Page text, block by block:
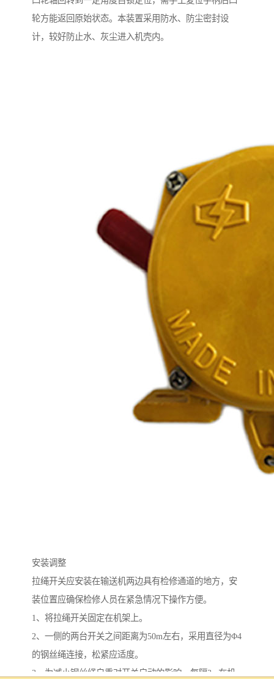
轮方能返回原始状态。本装置采用防水、防尘密封设
计，较好防止水、灰尘进入机壳内。
安装调整
拉绳开关应安装在输送机两边具有检修通道的地方，安
装位置应确保检修人员在紧急情况下操作方便。
1、将拉绳开关固定在机架上。
2、一侧的两台开关之间距离为50m左右，采用直径为Φ4
的钢丝绳连接，松紧应适度。
3、为减小钢丝绳自重对开关启动的影响，每隔3m在机